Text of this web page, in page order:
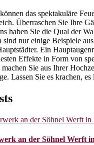
das spektakuläre
Überraschen Sie Ihre
haben Sie die Qual der
sind nur einige Beispiele
Ein
Effekte in Form von
Sie aus Ihrer
Lassen Sie es krachen, es
an der Söhnel Werft